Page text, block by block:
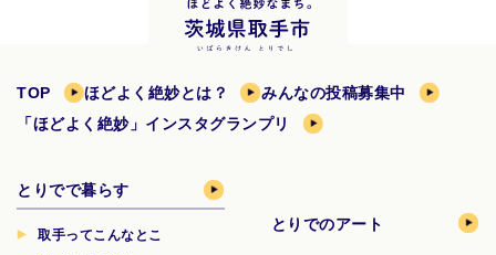
TOP ほどよく絶妙とは？
みんなの投稿募集中
「ほどよく絶妙」インスタグランプリ
とりでで暮らす
取手ってこんなとこ
とりでのアート